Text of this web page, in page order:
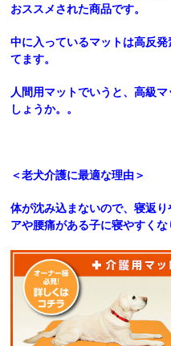
おススメされた商品です。
中に入っているマットは高反
てます。
人間用マットでいうと、高級
しょうか。。
＜老犬介護に最適な理由＞
体が沈み込まないので、寝返
アや腰痛がある子に寝やすくな